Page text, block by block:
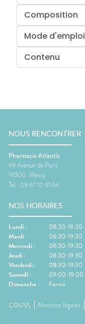
Composition
Mode d'emploi
Contenu
NOUS RENCONTRER
Pharmacie Atlantis
99 Avenue de Paris
91300 Massy
Tel : 09 67 10 91 64
NOS HORAIRES
Lundi :
08:30-19:30
Mardi :
08:30-19:30
Mercredi :
08:30-19:30
Jeudi :
08:30-19:30
Vendredi :
08:30-19:30
Samedi :
09:00-19:00
Dimanche : Fermé
CGUVL Mentions légales